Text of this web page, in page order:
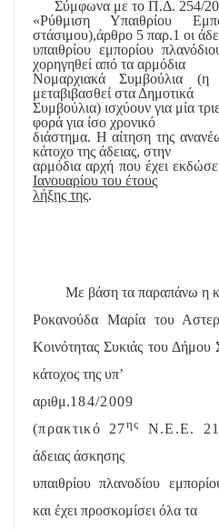
Σύμφωνα με το Π.Δ. 254/
«Ρύθμιση Υπαιθρίου
στάσιμου),άρθρο 5 παρ.1 οι
υπαιθρίου εμπορίου
χορηγηθεί από τα αρμόδια
Νομαρχιακά Συμβούλια (η
μεταβιβασθεί στα Δημοτικά
Συμβούλια) ισχύουν για μία
φορά για ίσο χρονικό
διάστημα. Η αίτηση της
κάτοχο της άδειας, στην
αρμόδια αρχή που έχει
Ιανουαρίου του έτους
λήξης της.
Με βάση τα παραπάνω η
Ροκανούδα Μαρία του
Κοινότητας Συκιάς του Δήμου
κάτοχος της υπ’
αριθμ.184/2009
(πρακτικό 27ης
Ν.Ε.Ε.
άδειας άσκησης
υπαιθρίου πλανοδίου
και έχει προσκομίσει όλα τα